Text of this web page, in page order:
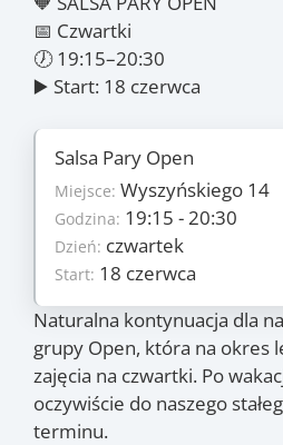
📅 Czwartki
🕖 19:15–20:30
▶️ Start: 18 czerwca
Salsa Pary Open
Miejsce: Wyszyńskiego 14
Godzina: 19:15 - 20:30
Dzień: czwartek
Start: 18 czerwca
Szczegóły
Ilość zajęć:6
Cena:235 PLN/os
Dzień: czwartek
Start: 18 czerwca
Koniec:30 lipca
Zajęcia
18.06(czw.), 25.06(czw.),
16.07(czw.), 23.07(czw.),
Naturalna kontynuacja dla
grupy Open, która na okres
zajęcia na czwartki. Po
oczywiście do naszego
terminu.